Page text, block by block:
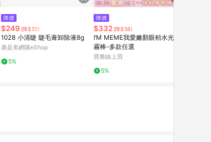
降價
$249 (降$51)
1028 小清睫 睫毛膏卸除液8g
康是美網購eShop
5%
降價
$332 (降$58)
I’M MEME我愛嫩顏眼頰水光/奶
霧棒-多款任選
寶雅線上買
5%